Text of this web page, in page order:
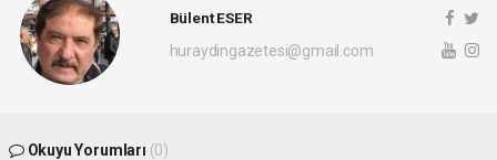
Bülent ESER
huraydingazetesi@gmail.com
Okuyu Yorumları (0)